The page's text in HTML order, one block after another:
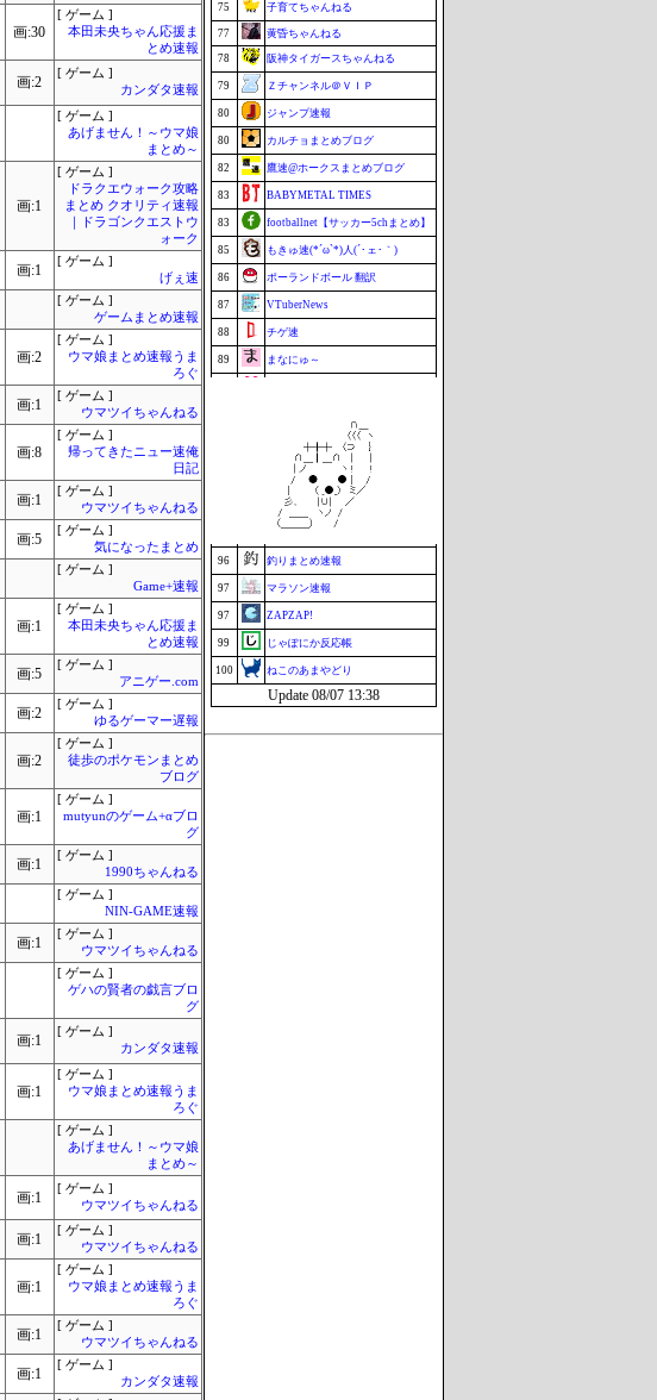
画:30
[ ゲーム ]
本田未央ちゃん応援ま
とめ速報
画:2
[ ゲーム ]
カンダタ速報
[ ゲーム ]
あげません！～ウマ娘
まとめ～
画:1
[ ゲーム ]
ドラクエウォーク攻略
まとめ クオリティ速報
｜ドラゴンクエストウ
ォーク
画:1
[ ゲーム ]
げぇ速
[ ゲーム ]
ゲームまとめ速報
画:2
[ ゲーム ]
ウマ娘まとめ速報うま
ろぐ
画:1
[ ゲーム ]
ウマツイちゃんねる
画:8
[ ゲーム ]
帰ってきたニュー速俺
日記
画:1
[ ゲーム ]
ウマツイちゃんねる
画:5
[ ゲーム ]
気になったまとめ
[ ゲーム ]
Game+速報
画:1
[ ゲーム ]
本田未央ちゃん応援ま
とめ速報
画:5
[ ゲーム ]
アニゲー.com
画:2
[ ゲーム ]
ゆるゲーマー遅報
画:2
[ ゲーム ]
徒歩のポケモンまとめ
ブログ
画:1
[ ゲーム ]
mutyunのゲーム+αブロ
グ
画:1
[ ゲーム ]
1990ちゃんねる
[ ゲーム ]
NIN-GAME速報
画:1
[ ゲーム ]
ウマツイちゃんねる
[ ゲーム ]
ゲハの賢者の戯言ブロ
グ
画:1
[ ゲーム ]
カンダタ速報
画:1
[ ゲーム ]
ウマ娘まとめ速報うま
ろぐ
[ ゲーム ]
あげません！～ウマ娘
まとめ～
画:1
[ ゲーム ]
ウマツイちゃんねる
画:1
[ ゲーム ]
ウマツイちゃんねる
画:1
[ ゲーム ]
ウマ娘まとめ速報うま
ろぐ
画:1
[ ゲーム ]
ウマツイちゃんねる
画:1
[ ゲーム ]
カンダタ速報
75 子育てちゃんねる
77 黄昏ちゃんねる
78 阪神タイガースちゃんねる
79 Ｚチャンネル＠ＶＩＰ
80 ジャンプ速報
80 カルチョまとめブログ
82 鷹速@ホークスまとめブログ
83 BABYMETAL TIMES
83 footballnet【サッカー5chまとめ】
85 もきゅ速(*´ω`*)人(´･ェ･｀)
86 ポーランドボール 翻訳
87 VTuberNews
88 チゲ速
89 まなにゅ～
まぐろとにぼし
ミーハー総研（ミーハー総合研究
映画.net -ネタバレ|感想|評判 2chま
とめブログ-
96 釣りまとめ速報
97 マラソン速報
97 ZAPZAP!
99 じゃぽにか反応帳
100 ねこのあまやどり
Update 08/07 13:38